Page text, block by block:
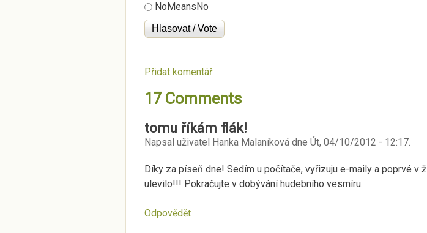
NoMeansNo
Přidat komentář
17 Comments
tomu říkám flák!
Napsal uživatel Hanka Malaníkovádne Út, 04/10/2012 - 12:17.
Díky za píseň dne! Sedím u počítače, vyřizuju e-maily a poprvé v
ulevilo!!! Pokračujte v dobývání hudebního vesmíru.
Odpovědět